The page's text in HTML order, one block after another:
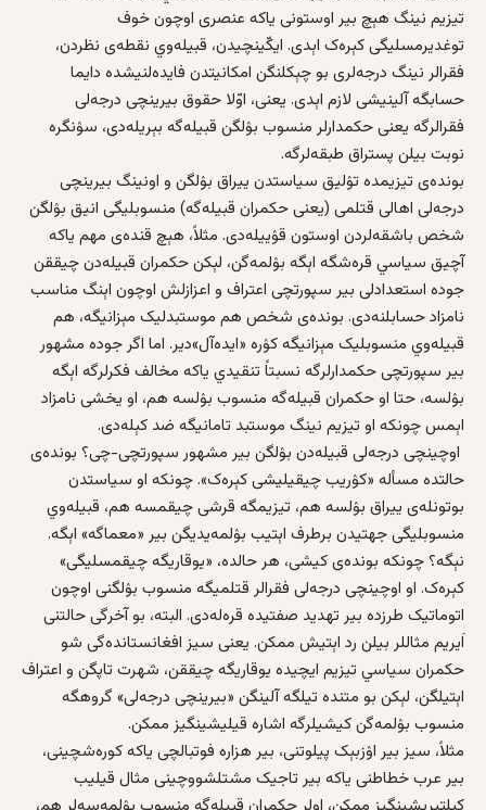
تیزیم نینگ هېچ بیر اوستونی یاکه عنصری اوچون خوف
توغدیرمسلیگی کېره‌ک اېدی. ایکّینچیدن، قبیله‌وي نقطه‌ی نظردن،
فقرالر نینگ درجه‌لری بو چېکلنگن امکانیتدن فایده‌لنیشده دایما
حسابگه آلینیشی لازم اېدی. یعنی، اوّلا حقوق بیرینچی درجه‌لی
فقرالرگه یعنی حکمدارلر منسوب بۉلگن قبیله‌گه بېریله‌دی، سۉنگره‌
نوبت بیلن پستراق طبقه‌لرگه.
بونده‌ی تیزیمده تۉلیق سیاستدن ییراق بۉلگن و اونینگ بیرینچی
درجه‌لی اهالی قتلمی (یعنی حکمران قبیله‌گه) منسوبلیگی انیق بۉلگن
شخص باشقه‌لردن اوستون قۉییله‌دی. مثلاً، هېچ قنده‌ی مهم‌ یاکه
آچیق سیاسي قره‌شگه اېگه‌ بۉلمه‌گن، لېکن حکمران قبیله‌دن چیققن
جوده‌ استعدادلی بیر سپورتچی اعتراف و اعزازلش اوچون اېنگ مناسب
نامزاد حسابلنه‌دی. بونده‌ی شخص هم موستبدلیک مېزانیگه، هم
قبیله‌وي منسوبلیک مېزانیگه کۉره‌ «ایده‌آل»دیر. اما اگر جوده‌ مشهور
بیر سپورتچی حکمدارلرگه نسبتاً تنقیدي یاکه مخالف فکرلرگه اېگه‌
بۉلسه، حتا او حکمران قبیله‌گه منسوب بۉلسه هم، او یخشی نامزاد
اېمس چونکه‌ او تیزیم نینگ موستبد تامانیگه ضد کېله‌دی.
اوچینچی درجه‌لی قبیله‌دن بۉلگن بیر مشهور سپورتچی-چی؟ بونده‌ی
حالتده مسأله‌ «کۉریب چیقیلیشی کېره‌ک». چونکه‌ او سیاستدن
بوتونله‌ی ییراق بۉلسه هم، تیزیمگه قرشی چیقمسه‌ هم، قبیله‌وي
منسوبلیگی جهتیدن برطرف اېتیب بۉلمه‌یدیگن بیر «معماگه» اېگه‌.
نېگه‌؟ چونکه‌ بونده‌ی کیشی، هر حالده، «یوقاریگه چیقمسلیگی»
کېره‌ک. او اوچینچی درجه‌لی فقرالر قتلمیگه منسوب بۉلگنی اوچون
اتوماتیک طرزده بیر تهدید صفتیده قره‌له‌دی. البته‌‌، بو آخرگی حالتنی
اَیریم مثاللر بیلن رد اېتیش ممکن. یعنی سیز افغانستانده‌گی شو
حکمران سیاسي تیزیم ایچیده یوقاریگه چیققن، شهرت تاپگن و اعتراف
اېتیلگن، لېکن بو متنده تیلگه آلینگن «بیرینچی درجه‌لی» گروهگه
منسوب بۉلمه‌گن کیشیلرگه اشاره‌ قیلیشینگیز ممکن.
مثلاً، سیز بیر اۉزبېک پیلوتنی، بیر هزاره فوتبالچی یاکه کوره‌شچینی،
بیر عرب خطاطنی یاکه بیر تاجیک مشتلشووچینی مثال قیلیب